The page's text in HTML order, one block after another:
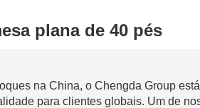
plana de 40 pés
na China, o Chengda Group está
para clientes globais. Um de